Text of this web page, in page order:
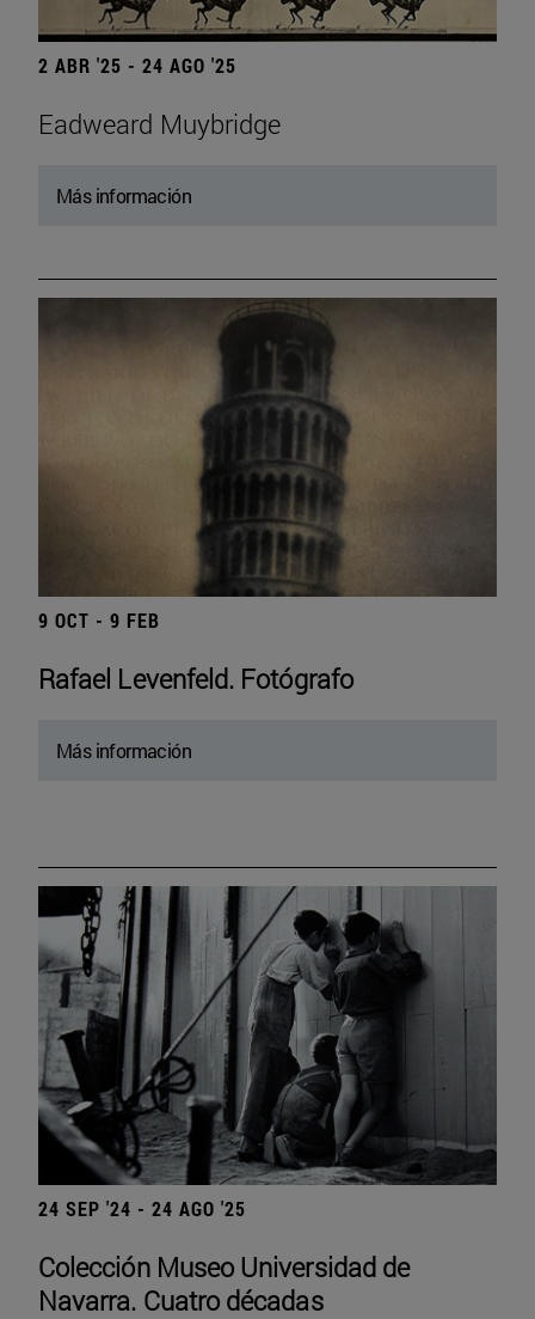
2 ABR '25 - 24 AGO '25
Eadweard Muybridge
Más información
9 OCT - 9 FEB
Rafael Levenfeld. Fotógrafo
Más información
24 SEP '24 - 24 AGO '25
Colección Museo Universidad de
Navarra. Cuatro décadas